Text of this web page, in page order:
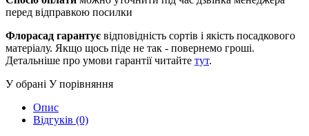
перед відправкою посилки
Флорасад гарантує відповідність сортів і якість посадкового
матеріалу. Якщо щось піде не так - повернемо гроші.
Детальніше про умови гарантії читайте тут.
У обрані У порівняння
Опис
Відгуків (0)